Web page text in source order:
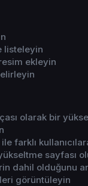
listeleyin
ekleyin
olarak bir
farklı
sayfası
dahil olduğunu
görüntüleyin